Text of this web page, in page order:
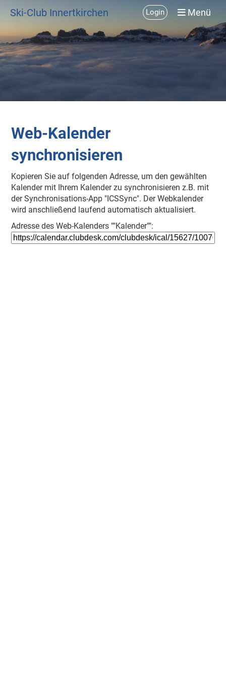
Ski-Club Innertkirchen Login Menü
Web-Kalender
synchronisieren
Kopieren Sie auf folgenden Adresse, um den gewählten
Kalender mit Ihrem Kalender zu synchronisieren z.B. mit
der Synchronisations-App "ICSSync". Der Webkalender
wird anschließend laufend automatisch aktualisiert.
Adresse des Web-Kalenders ""Kalender"":